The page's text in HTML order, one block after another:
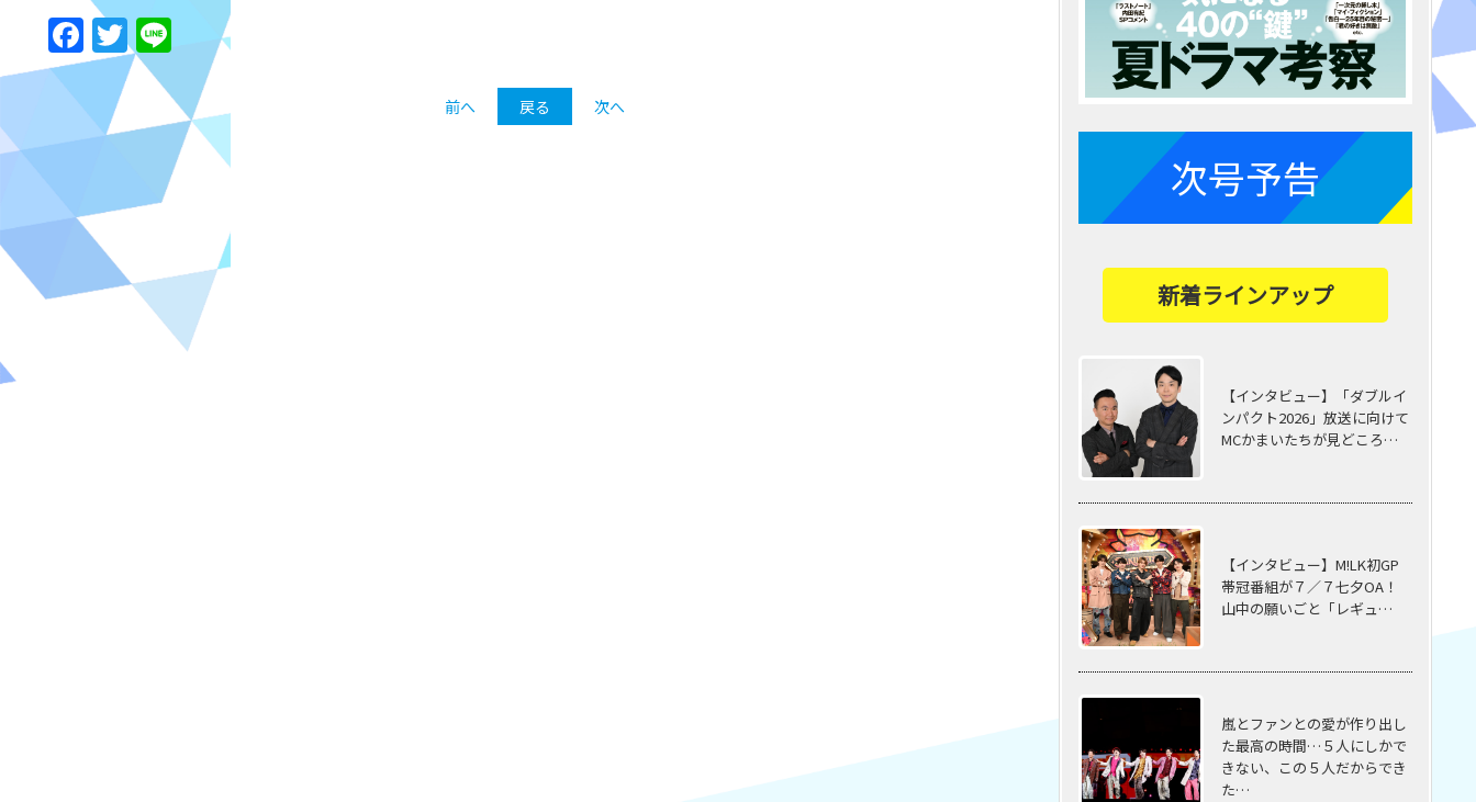
Facebook
Twitter
Line
前へ 戻る 次へ
次号予告
新着ラインアップ
【インタビュー】「ダブルイ
ンパクト2026」放送に向けて
MCかまいたちが見どころ…
【インタビュー】M!LK初GP
帯冠番組が７／７七夕OA！
山中の願いごと「レギュ…
嵐とファンとの愛が作り出し
た最高の時間…５⼈にしかで
きない、この５⼈だからでき
た…